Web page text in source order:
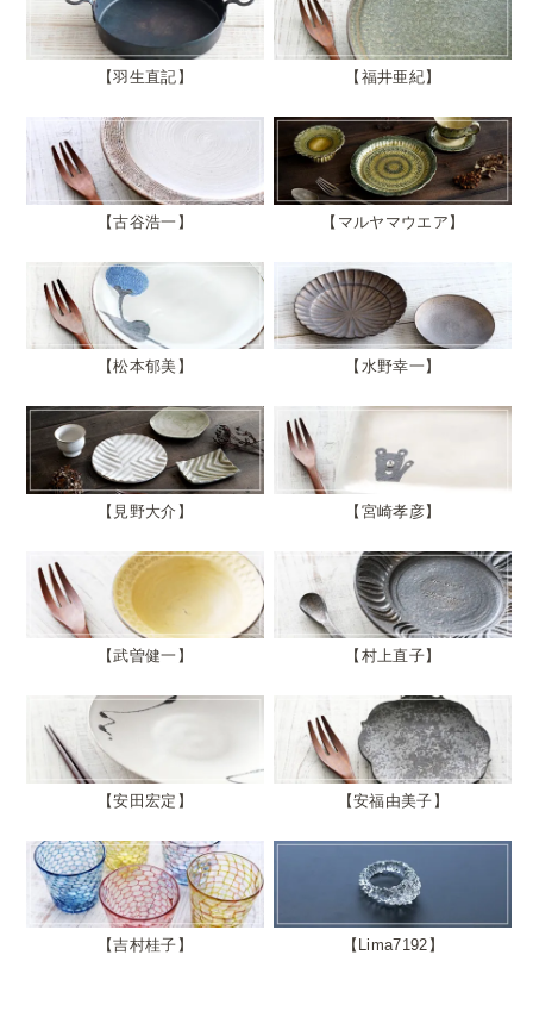
羽生直記 福井亜紀
古谷浩一 マルヤマウエア
松本郁美 水野幸一
見野大介 宮崎孝彦
武曽健一 村上直子
安田宏定 安福由美子
吉村桂子 Lima7192